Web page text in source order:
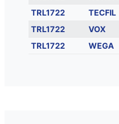
TRL1722
TECFIL
TRL1722
VOX
TRL1722
WEGA